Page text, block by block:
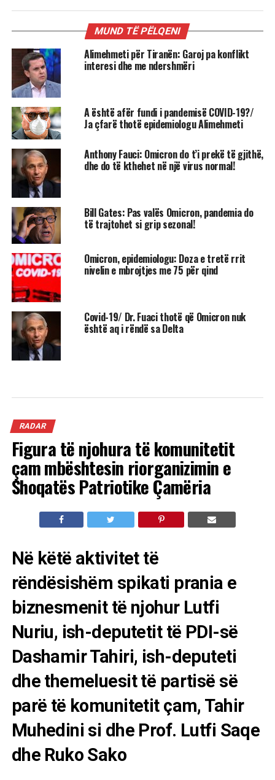
MUND TË PËLQENI
Alimehmeti për Tiranën: Garoj pa konflikt
interesi dhe me ndershmëri
A është afër fundi i pandemisë COVID-19?/
Ja çfarë thotë epidemiologu Alimehmeti
Anthony Fauci: Omicron do t’i prekë të gjithë,
dhe do të kthehet në një virus normal!
Bill Gates: Pas valës Omicron, pandemia do
të trajtohet si grip sezonal!
Omicron, epidemiologu: Doza e tretë rrit
nivelin e mbrojtjes me 75 për qind
Covid-19/ Dr. Fuaci thotë që Omicron nuk
është aq i rëndë sa Delta
RADAR
Figura të njohura të komunitetit
çam mbështesin riorganizimin e
Shoqatës Patriotike Çamëria
Në këtë aktivitet të
rëndësishëm spikati prania e
biznesmenit të njohur Lutfi
Nuriu, ish-deputetit të PDI-së
Dashamir Tahiri, ish-deputeti
dhe themeluesit të partisë së
parë të komunitetit çam, Tahir
Muhedini si dhe Prof. Lutfi Saqe
dhe Ruko Sako